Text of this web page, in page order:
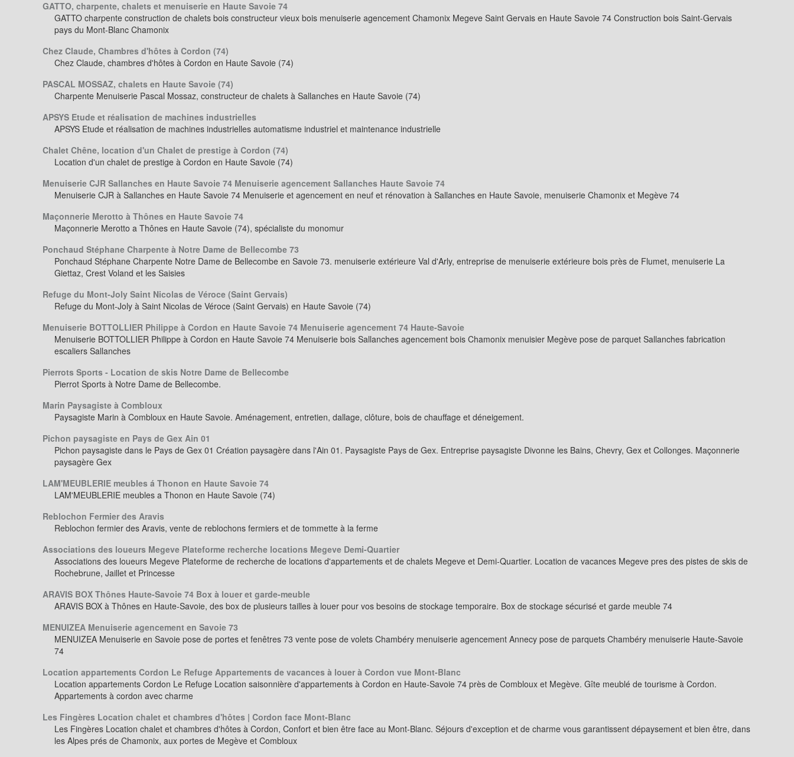
GATTO, charpente, chalets et menuiserie en Haute Savoie 74
GATTO charpente construction de chalets bois constructeur vieux bois menuiserie agencement Chamonix Megeve Saint Gervais en Haute Savoie 74 Construction bois Saint-Gervais
pays du Mont-Blanc Chamonix
Chez Claude, Chambres d'hôtes à Cordon (74)
Chez Claude, chambres d'hôtes à Cordon en Haute Savoie (74)
PASCAL MOSSAZ, chalets en Haute Savoie (74)
Charpente Menuiserie Pascal Mossaz, constructeur de chalets à Sallanches en Haute Savoie (74)
APSYS Etude et réalisation de machines industrielles
APSYS Etude et réalisation de machines industrielles automatisme industriel et maintenance industrielle
Chalet Chêne, location d'un Chalet de prestige à Cordon (74)
Location d'un chalet de prestige à Cordon en Haute Savoie (74)
Menuiserie CJR Sallanches en Haute Savoie 74 Menuiserie agencement Sallanches Haute Savoie 74
Menuiserie CJR à Sallanches en Haute Savoie 74 Menuiserie et agencement en neuf et rénovation à Sallanches en Haute Savoie, menuiserie Chamonix et Megève 74
Maçonnerie Merotto à Thônes en Haute Savoie 74
Maçonnerie Merotto a Thônes en Haute Savoie (74), spécialiste du monomur
Ponchaud Stéphane Charpente à Notre Dame de Bellecombe 73
Ponchaud Stéphane Charpente Notre Dame de Bellecombe en Savoie 73. menuiserie extérieure Val d'Arly, entreprise de menuiserie extérieure bois près de Flumet, menuiserie La
Giettaz, Crest Voland et les Saisies
Refuge du Mont-Joly Saint Nicolas de Véroce (Saint Gervais)
Refuge du Mont-Joly à Saint Nicolas de Véroce (Saint Gervais) en Haute Savoie (74)
Menuiserie BOTTOLLIER Philippe à Cordon en Haute Savoie 74 Menuiserie agencement 74 Haute-Savoie
Menuiserie BOTTOLLIER Philippe à Cordon en Haute Savoie 74 Menuiserie bois Sallanches agencement bois Chamonix menuisier Megève pose de parquet Sallanches fabrication
escaliers Sallanches
Pierrots Sports - Location de skis Notre Dame de Bellecombe
Pierrot Sports à Notre Dame de Bellecombe.
Marin Paysagiste à Combloux
Paysagiste Marin à Combloux en Haute Savoie. Aménagement, entretien, dallage, clôture, bois de chauffage et déneigement.
Pichon paysagiste en Pays de Gex Ain 01
Pichon paysagiste dans le Pays de Gex 01 Création paysagère dans l'Ain 01. Paysagiste Pays de Gex. Entreprise paysagiste Divonne les Bains, Chevry, Gex et Collonges. Maçonnerie
paysagère Gex
LAM'MEUBLERIE meubles á Thonon en Haute Savoie 74
LAM'MEUBLERIE meubles a Thonon en Haute Savoie (74)
Reblochon Fermier des Aravis
Reblochon fermier des Aravis, vente de reblochons fermiers et de tommette à la ferme
Associations des loueurs Megeve Plateforme recherche locations Megeve Demi-Quartier
Associations des loueurs Megeve Plateforme de recherche de locations d'appartements et de chalets Megeve et Demi-Quartier. Location de vacances Megeve pres des pistes de skis de
Rochebrune, Jaillet et Princesse
ARAVIS BOX Thônes Haute-Savoie 74 Box à louer et garde-meuble
ARAVIS BOX à Thônes en Haute-Savoie, des box de plusieurs tailles à louer pour vos besoins de stockage temporaire. Box de stockage sécurisé et garde meuble 74
MENUIZEA Menuiserie agencement en Savoie 73
MENUIZEA Menuiserie en Savoie pose de portes et fenêtres 73 vente pose de volets Chambéry menuiserie agencement Annecy pose de parquets Chambéry menuiserie Haute-Savoie
74
Location appartements Cordon Le Refuge Appartements de vacances à louer à Cordon vue Mont-Blanc
Location appartements Cordon Le Refuge Location saisonnière d'appartements à Cordon en Haute-Savoie 74 près de Combloux et Megève. Gîte meublé de tourisme à Cordon.
Appartements à cordon avec charme
Les Fingères Location chalet et chambres d'hôtes | Cordon face Mont-Blanc
Les Fingères Location chalet et chambres d'hôtes à Cordon, Confort et bien être face au Mont-Blanc. Séjours d'exception et de charme vous garantissent dépaysement et bien être, dans
les Alpes prés de Chamonix, aux portes de Megève et Combloux